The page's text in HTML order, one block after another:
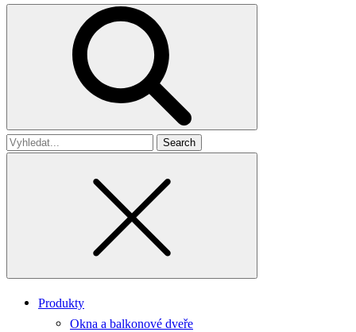
Search
Produkty
Okna a balkonové dveře